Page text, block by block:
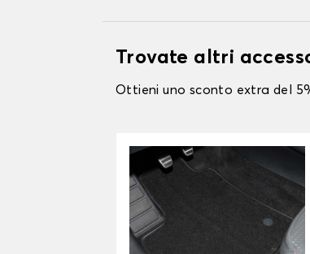
Trovate altri
Ottieni uno sconto extra del